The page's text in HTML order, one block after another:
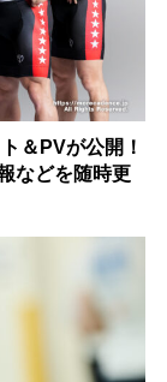
＆PVが公開！
などを随時更